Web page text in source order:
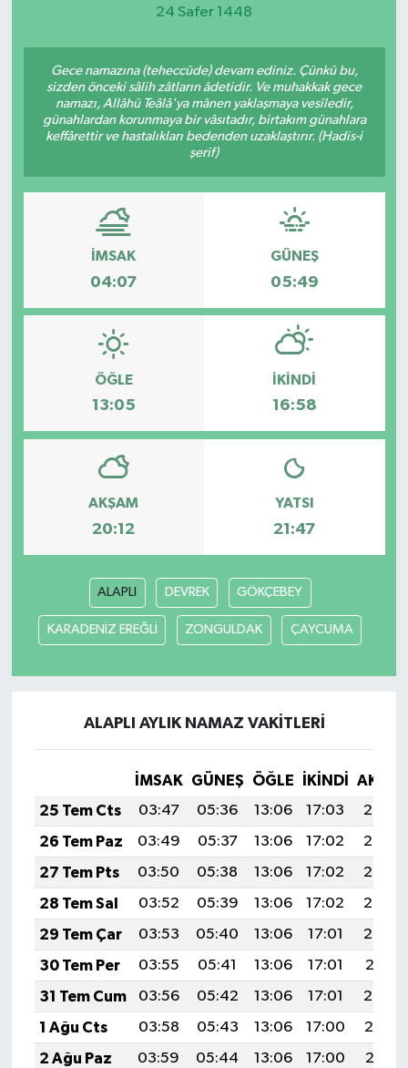
24 Safer 1448
Gece namazına (teheccüde) devam ediniz. Çünkü bu,
sizden önceki sâlih zâtların âdetidir. Ve muhakkak gece
namazı, Allâhü Teâlâ'ya mânen yaklaşmaya vesîledir,
günahlardan korunmaya bir vâsıtadır, birtakım günahlara
keffârettir ve hastalıkları bedenden uzaklaştırır. (Hadis-i
şerif)
İMSAK
04:07
GÜNEŞ
05:49
ÖĞLE
13:05
İKINDI
16:58
AKŞAM
20:12
YATSI
21:47
ALAPLI DEVREK GÖKÇEBEY
KARADENİZ EREĞLİ ZONGULDAK ÇAYCUMA
ALAPLI AYLIK NAMAZ VAKITLERI
İMSAK GÜNEŞ ÖĞLE İKINDI
25 Tem Cts
03:47 05:36 13:06 17:03
20:26
26 Tem Paz
03:49 05:37 13:06 17:02
20:25
27 Tem Pts
03:50 05:38 13:06 17:02
20:24
28 Tem Sal
03:52 05:39 13:06 17:02
20:23
29 Tem Çar
03:53 05:40 13:06 17:01
20:22
30 Tem Per
03:55 05:41 13:06 17:01
20:21
31 Tem Cum
03:56 05:42 13:06 17:01
20:20
1 Ağu Cts
03:58 05:43 13:06 17:00
20:19
2 Ağu Paz
03:59 05:44 13:06 17:00
20:18
Etkinlikler